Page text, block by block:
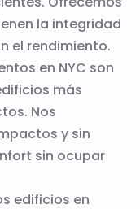
la integridad
el rendimiento.
en NYC son
más
Nos
y sin
sin ocupar
edificios en